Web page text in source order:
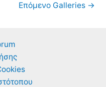
Επόμενο Galleries →